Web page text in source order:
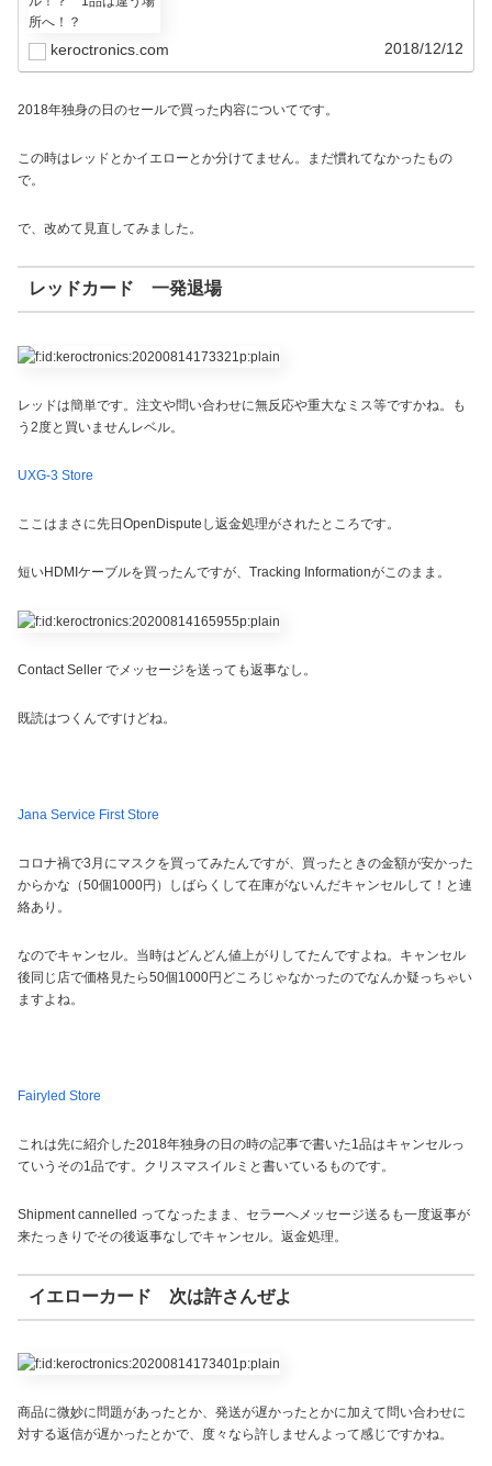
keroctronics.com 2018/12/12
2018年独身の日のセールで買った内容についてです。
この時はレッドとかイエローとか分けてません。まだ慣れてなかったもの
で。
で、改めて見直してみました。
レッドカード 一発退場
レッドは簡単です。注文や問い合わせに無反応や重大なミス等ですかね。も
う2度と買いませんレベル。
UXG-3 Store
ここはまさに先日OpenDisputeし返金処理がされたところです。
短いHDMIケーブルを買ったんですが、Tracking Informationがこのまま。
Contact Seller でメッセージを送っても返事なし。
既読はつくんですけどね。
Jana Service First Store
コロナ禍で3月にマスクを買ってみたんですが、買ったときの金額が安かった
からかな（50個1000円）しばらくして在庫がないんだキャンセルして！と連
絡あり。
なのでキャンセル。当時はどんどん値上がりしてたんですよね。キャンセル
後同じ店で価格見たら50個1000円どころじゃなかったのでなんか疑っちゃい
ますよね。
Fairyled Store
これは先に紹介した2018年独身の日の時の記事で書いた1品はキャンセルっ
ていうその1品です。クリスマスイルミと書いているものです。
Shipment cannelled ってなったまま、セラーへメッセージ送るも一度返事が
来たっきりでその後返事なしでキャンセル。返金処理。
イエローカード 次は許さんぜよ
商品に微妙に問題があったとか、発送が遅かったとかに加えて問い合わせに
対する返信が遅かったとかで、度々なら許しませんよって感じですかね。